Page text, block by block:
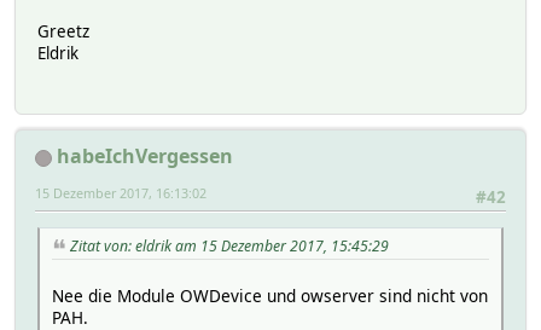
Greetz
Eldrik
habeIchVergessen
#42
15 Dezember 2017, 16:13:02
Zitat von: eldrik am 15 Dezember 2017, 15:45:29
Nee die Module OWDevice und owserver sind nicht von
PAH.